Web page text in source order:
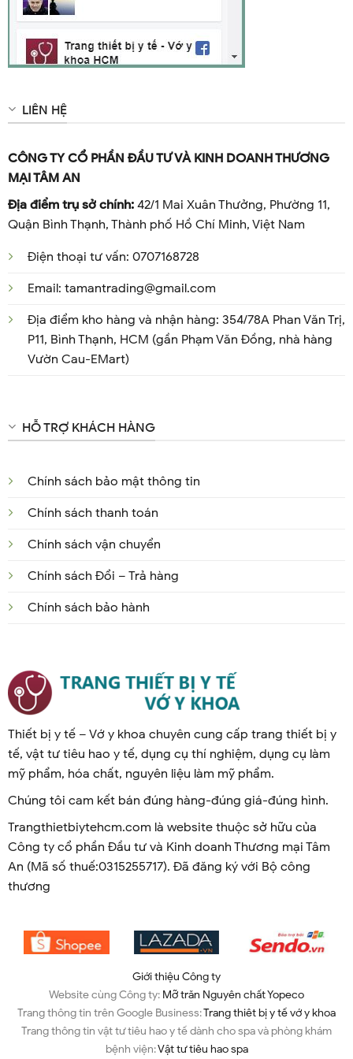
chữa lành vết thương.
Thanh lọc không khí
LIÊN HỆ
CÔNG TY CỔ PHẦN ĐẦU TƯ VÀ KINH DOANH THƯƠNG
MẠI TÂM AN
Địa điểm trụ sở chính:42/1 Mai Xuân Thưởng, Phường 11,
Quận Bình Thạnh, Thành phố Hồ Chí Minh, Việt Nam
Điện thoại tư vấn: 0707168728
Email: tamantrading@gmail.com
Địa điểm kho hàng và nhận hàng: 354/78A Phan Văn Trị,
P11, Bình Thạnh, HCM (gần Phạm Văn Đồng, nhà hàng
Vườn Cau-EMart)
HỖ TRỢ KHÁCH HÀNG
Chính sách bảo mật thông tin
Chính sách thanh toán
Chính sách vận chuyển
Chính sách Đổi – Trả hàng
Chính sách bảo hành
Thiết bị y tế – Vớ y khoa chuyên cung cấp trang thiết bị y
tế, vật tư tiêu hao y tế, dụng cụ thí nghiệm, dụng cụ làm
mỹ phẩm, hóa chất, nguyên liệu làm mỹ phẩm.
Chúng tôi cam kết bán đúng hàng-đúng giá-đúng hình.
Trangthietbiytehcm.com là website thuộc sở hữu của
Công ty cổ phần Đầu tư và Kinh doanh Thương mại Tâm
An (Mã số thuế:0315255717). Đã đăng ký với Bộ công
thương
Giới thiệu Công ty
Website cùng Công ty: Mỡ trăn Nguyên chất Yopeco
Trang thông tin trên Google Business:Trang thiêt bị y tế vớ y khoa
Trang thông tin vật tư tiêu hao y tế dành cho spa và phòng khám
bệnh viện:Vật tư tiêu hao spa